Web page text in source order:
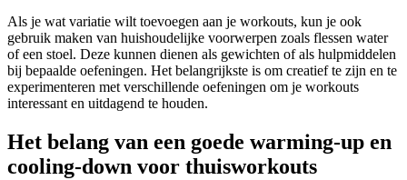
Als je wat variatie wilt toevoegen aan je workouts, kun je ook
gebruik maken van huishoudelijke voorwerpen zoals flessen water
of een stoel. Deze kunnen dienen als gewichten of als hulpmiddelen
bij bepaalde oefeningen. Het belangrijkste is om creatief te zijn en te
experimenteren met verschillende oefeningen om je workouts
interessant en uitdagend te houden.
Het belang van een goede warming-up en
cooling-down voor thuisworkouts